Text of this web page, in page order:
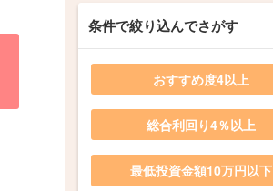
条件で絞り込んでさがす
おすすめ度4以上
総合利回り4％以上
最低投資金額10万円以下